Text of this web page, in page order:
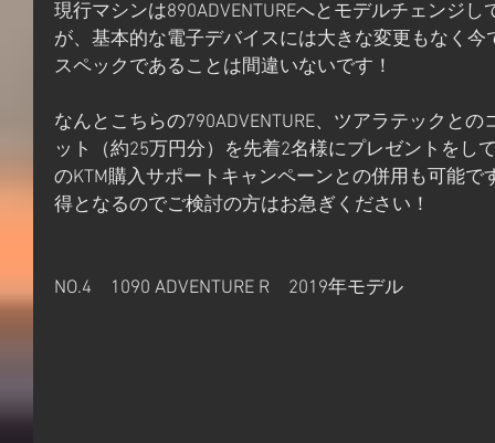
現行マシンは890ADVENTUREへとモデルチェンジ
が、基本的な電子デバイスには大きな変更もなく
スペックであることは間違いないです！
なんとこちらの790ADVENTURE、ツアラテックと
ット（約25万円分）を先着2名様にプレゼントをし
のKTM購入サポートキャンペーンとの併用も可能で
得となるのでご検討の方はお急ぎください！
NO.4　1090 ADVENTURE R　2019年モデル